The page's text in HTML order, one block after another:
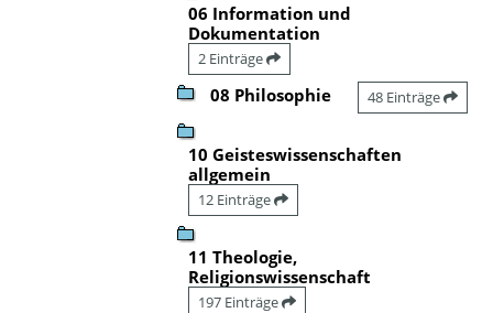
06 Information und
Dokumentation
2 Einträge
08 Philosophie 48 Einträge
10 Geisteswissenschaften
allgemein
12 Einträge
11 Theologie,
Religionswissenschaft
197 Einträge